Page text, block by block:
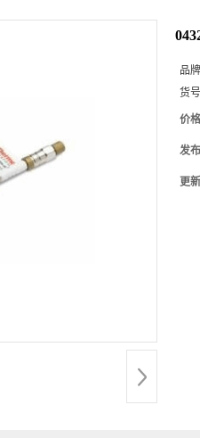
品
货
价
发
更